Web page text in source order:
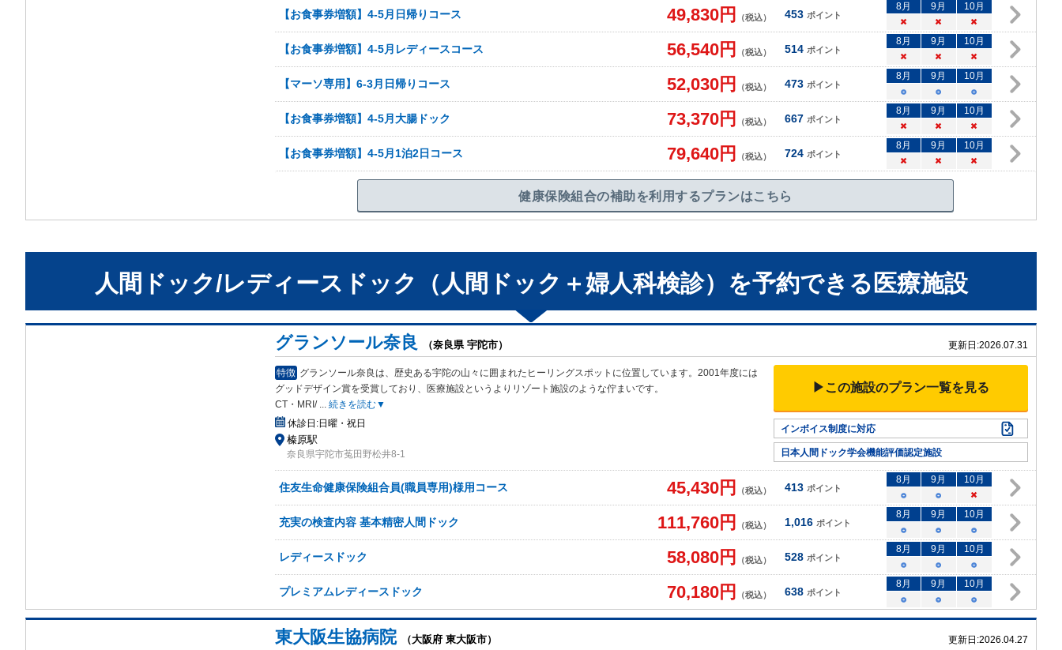
【お食事券増額】4-5月日帰りコース 49,830円 （税込） 453 ポイント
8月 9月 10月
×
× ×
【お食事券増額】4-5月レディースコース 56,540円 （税込） 514 ポイント
8月 9月 10月
×
× ×
【マーソ専用】6-3月日帰りコース 52,030円 （税込） 473 ポイント
8月 9月 10月
○
○ ○
【お食事券増額】4-5月大腸ドック 73,370円 （税込） 667 ポイント
8月 9月 10月
×
× ×
【お食事券増額】4-5月1泊2日コース 79,640円 （税込） 724 ポイント
8月 9月 10月
×
× ×
健康保険組合の補助を利用するプランはこちら
人間ドック/レディースドック（人間ドック＋婦人科検診） を予約できる 医療施設
グランソール奈良 （奈良県 宇陀市） 更新日:2026.07.31
特徴 グランソール奈良は、歴史ある宇陀の山々に囲まれたヒーリングスポットに位置しています。2001年度には
グッドデザイン賞を受賞しており、医療施設というよりリゾート施設のような佇まいです。
CT・MRI/ ... 続きを読む▼
休診日:日曜・祝日
榛原駅
奈良県宇陀市菟田野松井8-1
▶この施設のプラン一覧を見る
インボイス制度に対応
日本人間ドック学会機能評価認定施設
住友生命健康保険組合員(職員専用)様用コース 45,430円 （税込） 413 ポイント
8月 9月 10月
○
○ ×
充実の検査内容 基本精密人間ドック 111,760円 （税込） 1,016 ポイント
8月 9月 10月
○
○ ○
レディースドック 58,080円 （税込） 528 ポイント
8月 9月 10月
○
○ ○
プレミアムレディースドック 70,180円 （税込） 638 ポイント
8月 9月 10月
○
○ ○
東大阪生協病院 （大阪府 東大阪市） 更新日:2026.04.27